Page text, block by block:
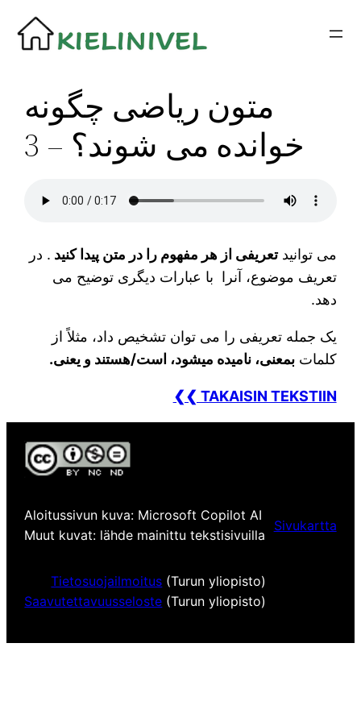
Siirry
sisältöön
متون ریاضی چگونه
خوانده می شوند؟ – 3
می توانیدتعریفی از هر مفهوم را در متن پیدا کنید . در
تعریف موضوع، آنرا با عبارات دیگری توضیح می
دهد.
یک جمله تعریفی را می توان تشخیص داد، مثلاً از
کلماتبمعنی، نامیدە میشود، است/هستند و یعنی.
❮❮ TAKAISIN TEKSTIIN
Aloitussivun kuva: Microsoft Copilot AI
Muut kuvat: lähde mainittu tekstisivuilla
Sivukartta
Tietosuojailmoitus (Turun yliopisto)
Saavutettavuusseloste (Turun yliopisto)